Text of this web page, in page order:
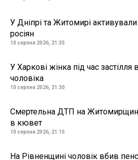
У Дніпрі та Житомирі
росіян
10 серпня 2026, 21:35
У Харкові жінка під час
чоловіка
10 серпня 2026, 21:30
Смертельна ДТП на
в кювет
10 серпня 2026, 21:15
На Рівненщині чоловік вбив